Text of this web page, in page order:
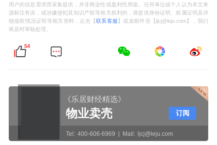
用户的信息需求而采集提供，并非商业性或盈利性用途。任何单位或个人认为本文来
源标注有误，或涉嫌侵犯其知识产权等相关权利的，请提供身份证明、权属证明及详
细侵权情况证明等相关资料，点击【联系客服 】或发邮件至【ljcj@leju.com】，我们
将及时审核处理。
54
《乐居财经精选》
物业卖壳
Tel: 400-606-6969 Mail: ljcj@leju.com
订阅